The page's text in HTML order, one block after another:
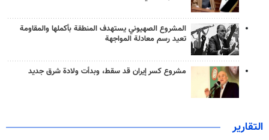
المشروع الصهيوني يستهدف المنطقة بأكملها والمقاومة
تعيد رسم معادلة المواجهة
مشروع كسر إيران قد سقط، وبدأت ولادة شرق جديد
التقارير